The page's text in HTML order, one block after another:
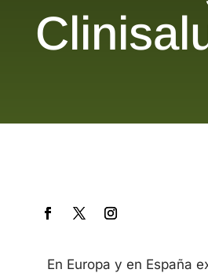
En Europa y en España